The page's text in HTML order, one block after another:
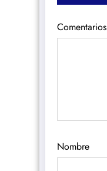
Comentarios
Nombre